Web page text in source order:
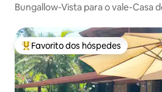
Bungallow-Vista para o vale-Casa
Favoritos dos hóspedes mais
Favorito dos hóspedes